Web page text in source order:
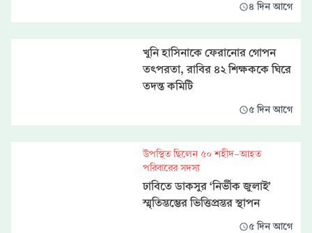
৪ দিন আগে
খুনি হাসিনাকে ফেরানোর গোপন
তৎপরতা, রাবির ৪২ শিক্ষককে ঘিরে
তদন্ত কমিটি
৫ দিন আগে
উপস্থিত ছিলেন ৫০ শহীদ-আহত
পরিবারের সদস্য
ঢাবিতে ডাকসুর ‘নির্ভীক জুলাই’
স্মৃতিস্তম্ভের ভিত্তিপ্রস্তর স্থাপন
৫ দিন আগে